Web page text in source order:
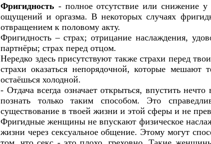
Фригидность - полное отсутствие или снижение
ощущений и оргазма. В некоторых случаях
отвращением к половому акту.
Фригидность – страх; отрицание наслаждения,
партнёры; страх перед отцом.
Нередко здесь присутствуют также страхи перед
страхи оказаться непорядочной, которые
остаёшься холодной.
- Отдача всегда означает открыться, впустить
познать только таким способом. Это
существование в твоей жизни и этой сферы и не
Фригидные женщины не впускают физическое
жизни через сексуальное общение. Этому могут